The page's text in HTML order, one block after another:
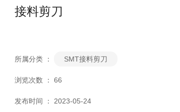
接料剪刀
所属分类 ： SMT接料剪刀
浏览次数 ： 66
发布时间 ： 2023-05-24